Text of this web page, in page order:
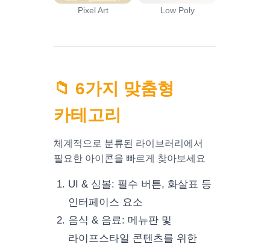
Pixel Art Low Poly
📁 6가지 맞춤형
카테고리
체계적으로 분류된 라이브러리에서
필요한 아이콘을 빠르게 찾아보세요
UI & 심볼: 필수 버튼, 화살표 등
인터페이스 요소
음식 & 음료: 메뉴판 및
라이프스타일 콘텐츠를 위한